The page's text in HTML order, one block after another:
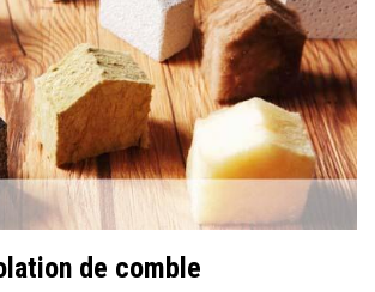
de comble